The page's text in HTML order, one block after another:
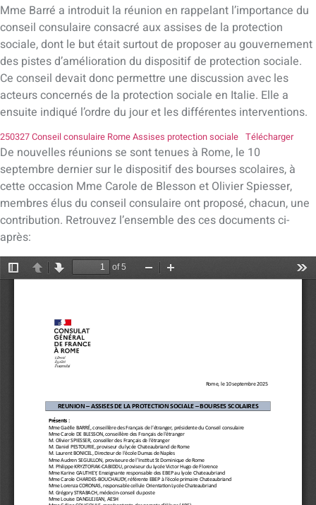
Mme Barré a introduit la réunion en rappelant l’importance du
conseil consulaire consacré aux assises de la protection
sociale, dont le but était surtout de proposer au gouvernement
des pistes d’amélioration du dispositif de protection sociale.
Ce conseil devait donc permettre une discussion avec les
acteurs concernés de la protection sociale en Italie. Elle a
ensuite indiqué l’ordre du jour et les différentes interventions.
250327 Conseil consulaire Rome Assises protection sociale Télécharger
De nouvelles réunions se sont tenues à Rome, le 10
septembre dernier sur le dispositif des bourses scolaires, à
cette occasion Mme Carole de Blesson et Olivier Spiesser,
membres élus du conseil consulaire ont proposé, chacun, une
contribution. Retrouvez l’ensemble des ces documents ci-
après: